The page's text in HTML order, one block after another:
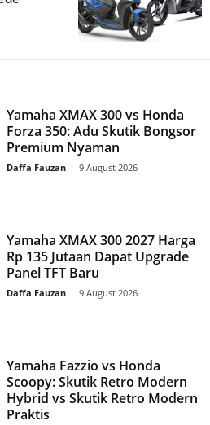
Yamaha XMAX 300 vs Honda
Forza 350: Adu Skutik Bongsor
Premium Nyaman
Daffa Fauzan 9 August 2026
Yamaha XMAX 300 2027 Harga
Rp 135 Jutaan Dapat Upgrade
Panel TFT Baru
Daffa Fauzan 9 August 2026
Yamaha Fazzio vs Honda
Scoopy: Skutik Retro Modern
Hybrid vs Skutik Retro Modern
Praktis